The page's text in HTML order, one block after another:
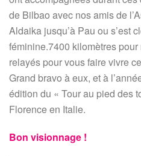
de Bilbao avec nos amis de
Aldaika jusqu’à Pau ou s’est
féminine.7400 kilomètres
relayés pour vous faire vivre
Grand bravo à eux, et à
édition du « Tour au pied des
Florence en Italie.
Bon visionnage !